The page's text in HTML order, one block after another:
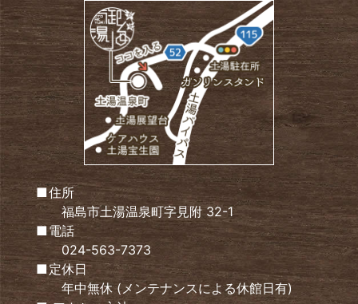
住所
福島市土湯温泉町字見附 32-1
電話
024-563-7373
定休日
年中無休 (メンテナンスによる休館日有)